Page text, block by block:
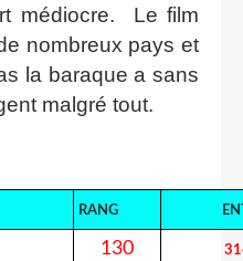
médiocre. Le film
nombreux pays et
la baraque a sans
malgré tout.
RANG
130